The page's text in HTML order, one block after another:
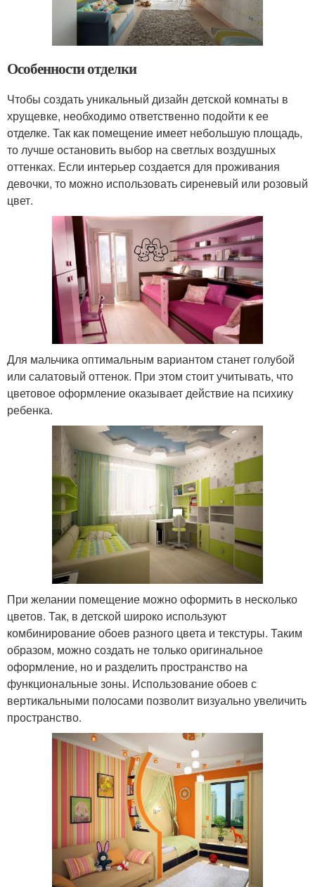
Особенности отделки
Чтобы создать уникальный дизайн детской комнаты в
хрущевке, необходимо ответственно подойти к ее
отделке. Так как помещение имеет небольшую площадь,
то лучше остановить выбор на светлых воздушных
оттенках. Если интерьер создается для проживания
девочки, то можно использовать сиреневый или розовый
цвет.
Для мальчика оптимальным вариантом станет голубой
или салатовый оттенок. При этом стоит учитывать, что
цветовое оформление оказывает действие на психику
ребенка.
При желании помещение можно оформить в несколько
цветов. Так, в детской широко используют
комбинирование обоев разного цвета и текстуры. Таким
образом, можно создать не только оригинальное
оформление, но и разделить пространство на
функциональные зоны. Использование обоев с
вертикальными полосами позволит визуально увеличить
пространство.